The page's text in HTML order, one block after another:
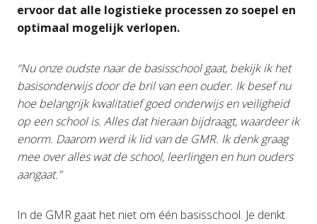
ervoor dat alle logistieke processen zo soepel en
optimaal mogelijk verlopen.
“Nu onze oudste naar de basisschool gaat, bekijk ik het
basisonderwijs door de bril van een ouder. Ik besef nu
hoe belangrijk kwalitatief goed onderwijs en veiligheid
op een school is. Alles dat hieraan bijdraagt, waardeer ik
enorm. Daarom werd ik lid van de GMR. Ik denk graag
mee over alles wat de school, leerlingen en hun ouders
aangaat.”
In de GMR gaat het niet om één basisschool. Je denkt